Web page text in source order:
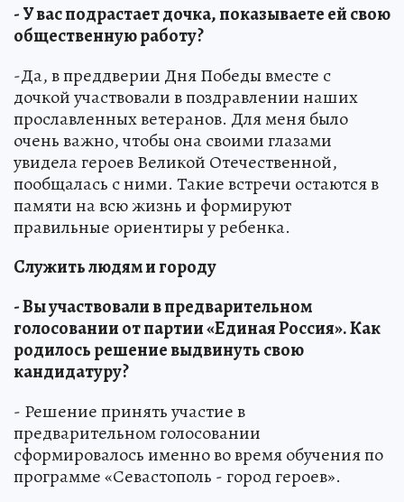
- У вас подрастает дочка, показываете ей свою
общественную работу?
-Да, в преддверии Дня Победы вместе с
дочкой участвовали в поздравлении наших
прославленных ветеранов. Для меня было
очень важно, чтобы она своими глазами
увидела героев Великой Отечественной,
пообщалась с ними. Такие встречи остаются в
памяти на всю жизнь и формируют
правильные ориентиры у ребенка.
Служить людям и городу
- Вы участвовали в предварительном
голосовании от партии «Единая Россия». Как
родилось решение выдвинуть свою
кандидатуру?
- Решение принять участие в
предварительном голосовании
сформировалось именно во время обучения по
программе «Севастополь - город героев».